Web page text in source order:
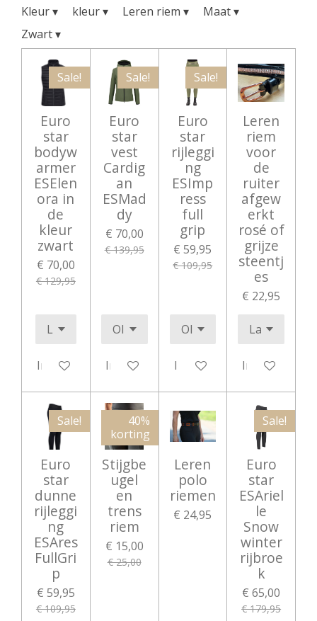
Kleur▾ kleur▾ Leren riem ▾ Maat▾
Zwart▾
Sale!
Euro
star
bodyw
armer
ESElen
ora in
de
kleur
zwart
€ 70,00
€ 129,95
In winkelwagen
Sale!
Euro
star
vest
Cardig
an
ESMad
dy
€ 70,00
€ 139,95
In winkelwagen
Sale!
Euro
star
rijleggi
ng
ESImp
ress
full
grip
€ 59,95
€ 109,95
In winkelwagen
Leren
riem
voor
de
ruiter
afgew
erkt
rosé of
grijze
steentj
es
€ 22,95
In
Sale!
Euro
star
dunne
rijleggi
ng
ESAres
FullGri
p
€ 59,95
€ 109,95
40%
korting
Stijgbe
ugel
en
trens
riem
€ 15,00
€ 25,00
Leren
polo
riemen
€ 24,95
Sale!
Euro
star
ESAriel
le
Snow
winter
rijbroe
k
€ 65,00
€ 179,95